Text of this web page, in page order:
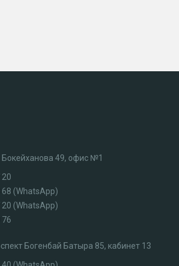
Бокейханова 49, офис №1
20
68 (WhatsApp)
20 (WhatsApp)
76
Богенбай Батыра 85, кабинет 13